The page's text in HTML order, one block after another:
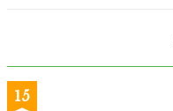
15